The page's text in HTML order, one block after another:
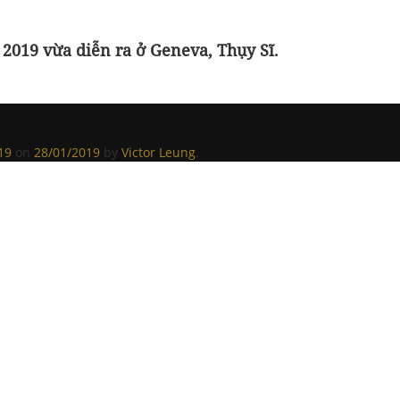
vừa diễn ra ở Geneva, Thụy Sĩ.
on 28/01/2019 by Victor Leung.